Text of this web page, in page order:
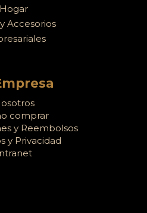
Hogar
Accesorios
comprar
y Reembolsos
y Privacidad